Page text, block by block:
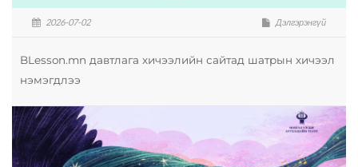
2026-07-02 Дэлгэрэнгүй
BLesson.mn давтлага хичээлийн сайтад шатрын хичээл
нэмэгдлээ